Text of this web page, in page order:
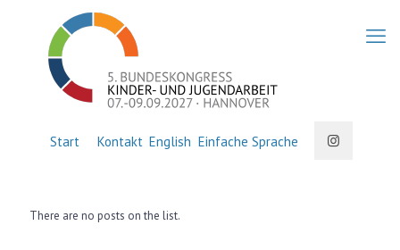
Start Kontakt English Einfache Sprache
There are no posts on the list.